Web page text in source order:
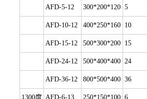
AFD-5-12 300*200*120 5
AFD-10-12 400*250*160 10
AFD-15-12 500*300*200 15
AFD-24-12 500*400*400 24
AFD-36-12 800*500*400 36
1300度 AFD-6-13 250*150*100 6